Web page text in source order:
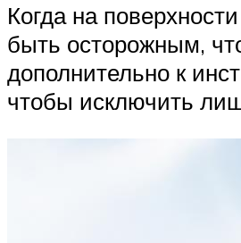
Когда на
быть осторожным,
дополнительно к
чтобы исключить